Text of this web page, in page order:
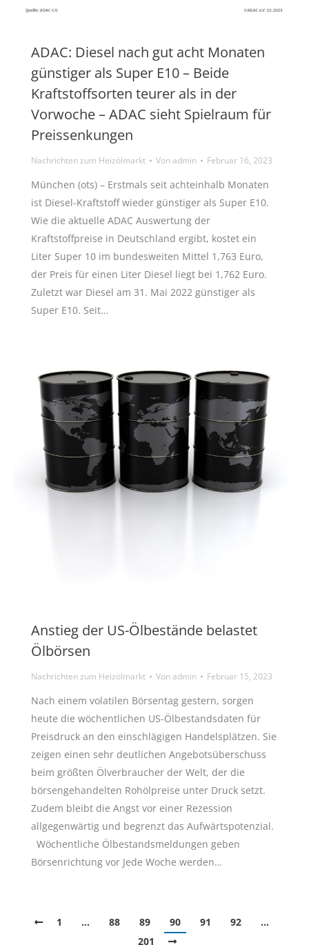
ADAC: Diesel nach gut acht Monaten
günstiger als Super E10 – Beide
Kraftstoffsorten teurer als in der
Vorwoche – ADAC sieht Spielraum für
Preissenkungen
Nachrichten zum Heizölmarkt Vonadmin Februar 16, 2023
München (ots) – Erstmals seit achteinhalb Monaten
ist Diesel-Kraftstoff wieder günstiger als Super E10.
Wie die aktuelle ADAC Auswertung der
Kraftstoffpreise in Deutschland ergibt, kostet ein
Liter Super 10 im bundesweiten Mittel 1,763 Euro,
der Preis für einen Liter Diesel liegt bei 1,762 Euro.
Zuletzt war Diesel am 31. Mai 2022 günstiger als
Super E10. Seit…
Anstieg der US-Ölbestände belastet
Ölbörsen
Nachrichten zum Heizölmarkt Vonadmin Februar 15, 2023
Nach einem volatilen Börsentag gestern, sorgen
heute die wöchentlichen US-Ölbestandsdaten für
Preisdruck an den einschlägigen Handelsplätzen. Sie
zeigen einen sehr deutlichen Angebotsüberschuss
beim größten Ölverbraucher der Welt, der die
börsengehandelten Rohölpreise unter Druck setzt.
Zudem bleibt die Angst vor einer Rezession
allgegenwärtig und begrenzt das Aufwärtspotenzial.
Wöchentliche Ölbestandsmeldungen geben
Börsenrichtung vor Jede Woche werden…
1 … 88 89 90 91 92
…
201